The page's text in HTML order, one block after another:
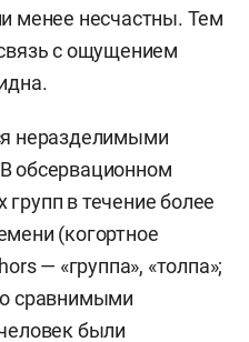
менее несчастны. Тем
с ощущением
неразделимыми
обсервационном
в течение более
(когортное
— «группа», «толпа»;
сравнимыми
были